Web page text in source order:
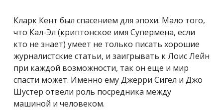
Кларк Кент был спасением для эпохи. Мало того,
что Кал-Эл (криптонское имя Супермена, если
кто не знает) умеет не только писать хорошие
журналистские статьи, и заигрывать к Лоис Лейн
при каждой возможности, так он еще и мир
спасти может. Именно ему Джерри Сигел и Джо
Шустер отвели роль посредника между
машиной и человеком.